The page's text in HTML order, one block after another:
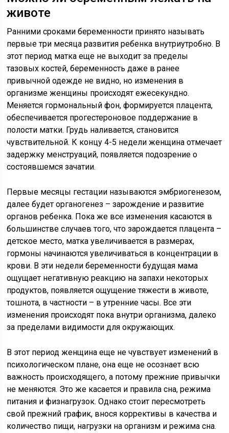
животе
Ранними сроками беременности принято называть
первые три месяца развития ребенка внутриутробно. В
этот период матка еще не выходит за пределы
тазовых костей, беременность даже в ранее
привычной одежде не видно, но изменения в
организме женщины происходят ежесекундно.
Меняется гормональный фон, формируется плацента,
обеспечивается прогестероновое поддержание в
полости матки. Грудь наливается, становится
чувствительной. К концу 4-5 недели женщина отмечает
задержку менструаций, появляется подозрение о
состоявшемся зачатии.
Первые месяцы гестации называются эмбриогенезом,
далее будет органогенез – зарождение и развитие
органов ребенка. Пока же все изменения касаются в
большинстве случаев того, что зарождается плацента –
детское место, матка увеличивается в размерах,
гормоны начинаются увеличиваться в концентрации в
крови. В эти недели беременности будущая мама
ощущает негативную реакцию на запахи некоторых
продуктов, появляется ощущение тяжести в животе,
тошнота, в частности – в утренние часы. Все эти
изменения происходят пока внутри организма, далеко
за пределами видимости для окружающих.
В этот период женщина еще не чувствует изменений в
психологическом плане, она еще не осознает всю
важность происходящего, а потому прежние привычки
не меняются. Это же касается и правила сна, режима
питания и физнагрузок. Однако стоит пересмотреть
свой прежний график, внося коррективы в качества и
количество пищи, нагрузки на организм и режима сна.